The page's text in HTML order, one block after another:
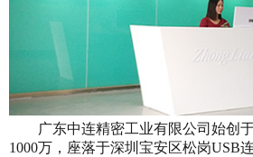
广东中连精密工业有限公司始创
1000万，座落于深圳宝安区松岗USB